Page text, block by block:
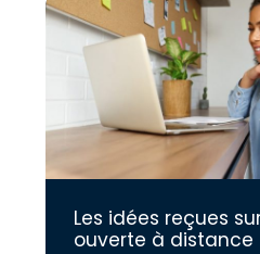
Les idées reçues
ouverte à distance